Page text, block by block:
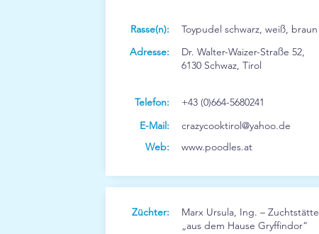
Rasse(n):
Adresse:
Toypudel schwarz, weiß, braun
Dr. Walter-Waizer-Straße 52,
6130 Schwaz, Tirol
Telefon:
+43 (0)664-5680241
E-Mail:
Web:
crazycooktirol@yahoo.de
www.poodles.at
Züchter:
Marx Ursula, Ing. – Zuchtstätte
„aus dem Hause Gryffindor“